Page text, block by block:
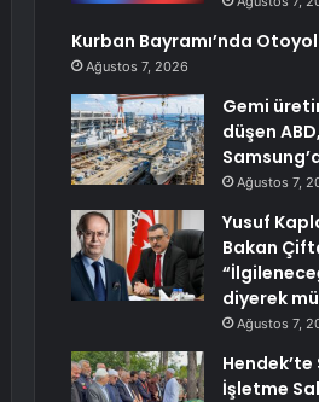
Kurban Bayramı’nda
Ağustos 7, 2026
Gemi
düşen
Ağustos 7,
Yusuf
Bakan
diyerek
Ağustos 7,
Hendek’te
İşletme